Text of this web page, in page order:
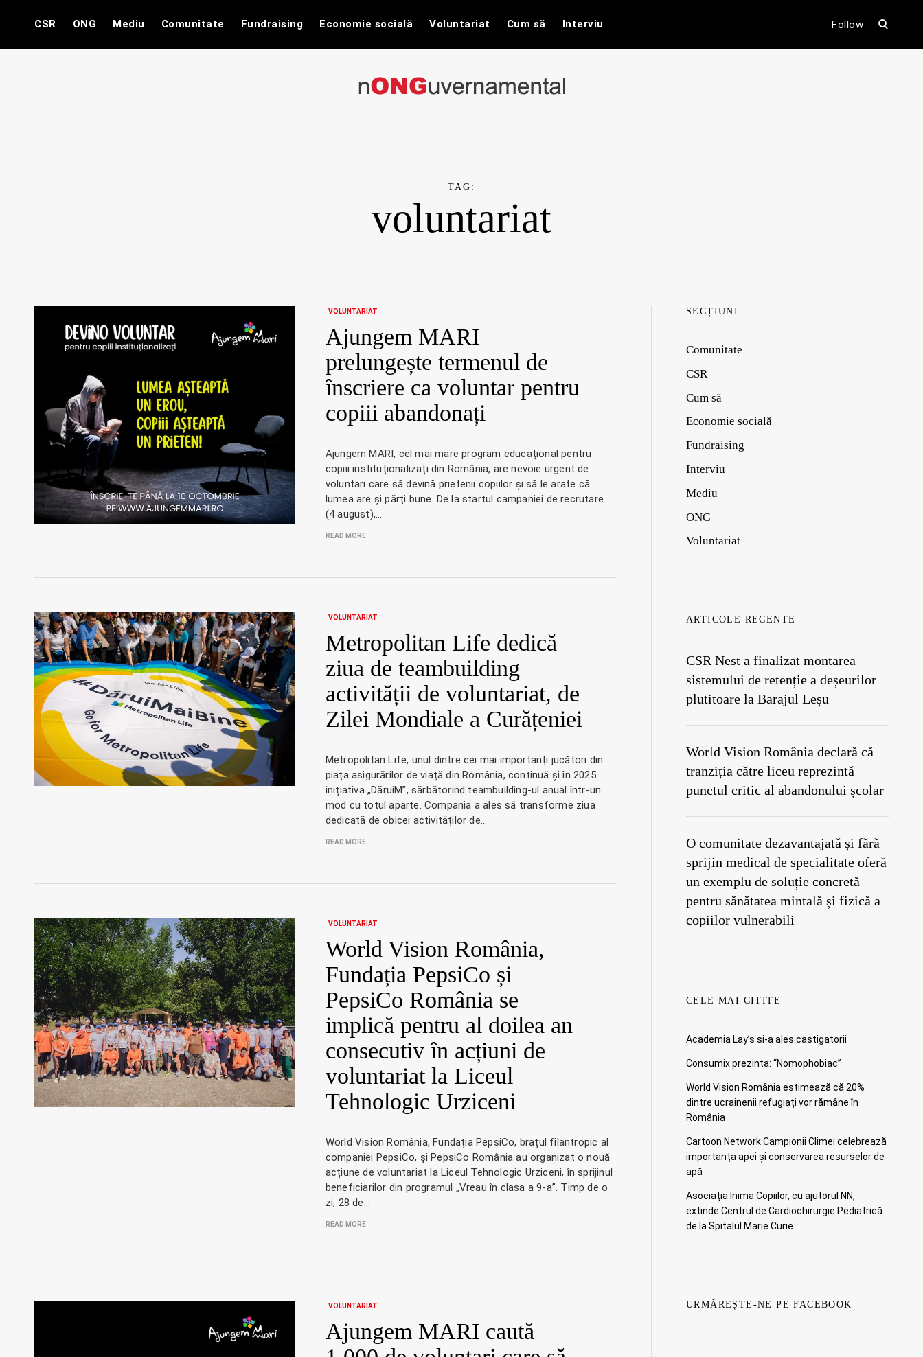
CSR ONG Mediu Comunitate Fundraising Economie socială Voluntariat Cum să Interviu Follow
open
form
nONGuvernamental
TAG:
voluntariat
VOLUNTARIAT
Ajungem MARI
prelungește termenul de
înscriere ca voluntar pentru
copiii abandonați
Ajungem MARI, cel mai mare program educațional pentru
copiii instituționalizați din România, are nevoie urgent de
voluntari care să devină prietenii copiilor și să le arate că
lumea are și părți bune. De la startul campaniei de recrutare
(4 august),…
READ MORE
VOLUNTARIAT
Metropolitan Life dedică
ziua de teambuilding
activității de voluntariat, de
Zilei Mondiale a Curățeniei
Metropolitan Life, unul dintre cei mai importanți jucători din
piața asigurărilor de viață din România, continuă și în 2025
inițiativa „DăruiM”, sărbătorind teambuilding-ul anual într-un
mod cu totul aparte. Compania a ales să transforme ziua
dedicată de obicei activităților de…
READ MORE
VOLUNTARIAT
World Vision România,
Fundația PepsiCo și
PepsiCo România se
implică pentru al doilea an
consecutiv în acțiuni de
voluntariat la Liceul
Tehnologic Urziceni
World Vision România, Fundația PepsiCo, brațul filantropic al
companiei PepsiCo, și PepsiCo România au organizat o nouă
acțiune de voluntariat la Liceul Tehnologic Urziceni, în sprijinul
beneficiarilor din programul „Vreau în clasa a 9-a”. Timp de o
zi, 28 de…
READ MORE
VOLUNTARIAT
Ajungem MARI caută
SECȚIUNI
Comunitate
CSR
Cum să
Economie socială
Fundraising
Interviu
Mediu
ONG
Voluntariat
ARTICOLE RECENTE
CSR Nest a finalizat montarea
sistemului de retenție a deșeurilor
plutitoare la Barajul Leșu
World Vision România declară că
tranziția către liceu reprezintă
punctul critic al abandonului școlar
O comunitate dezavantajată și fără
sprijin medical de specialitate oferă
un exemplu de soluție concretă
pentru sănătatea mintală și fizică a
copiilor vulnerabili
CELE MAI CITITE
Academia Lay’s si-a ales castigatorii
Consumix prezinta: “Nomophobiac”
World Vision România estimează că 20%
dintre ucrainenii refugiați vor rămâne în
România
Cartoon Network Campionii Climei celebrează
importanța apei și conservarea resurselor de
apă
Asociația Inima Copiilor, cu ajutorul NN,
extinde Centrul de Cardiochirurgie Pediatrică
de la Spitalul Marie Curie
URMĂREȘTE-NE PE FACEBOOK